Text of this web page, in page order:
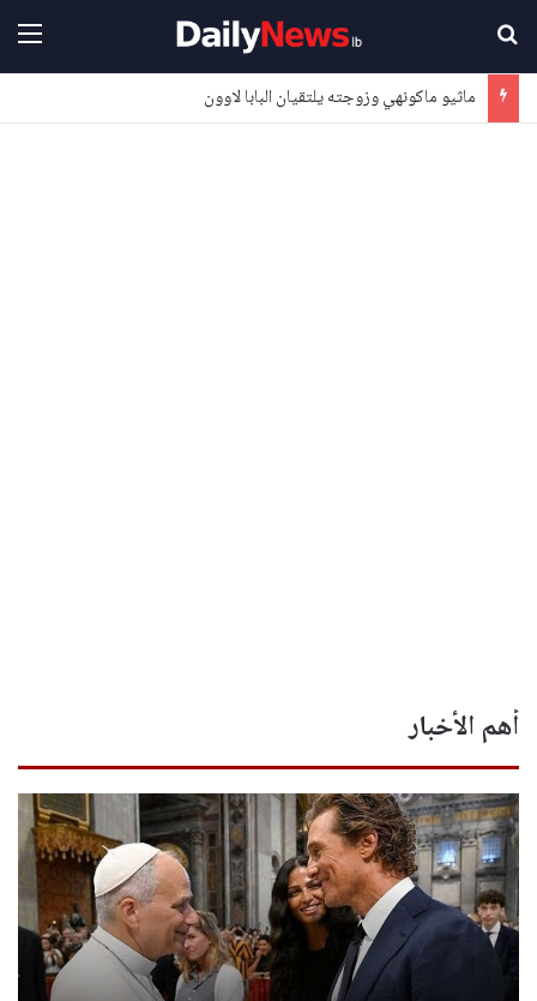
ماثيو ماكونهي وزوجته يلتقيان البابا لاوون
أهم الأخبار